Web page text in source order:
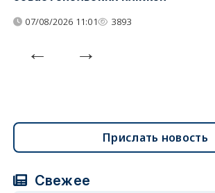
07/08/2026 11:01 3893
Прислать новость
Свежее